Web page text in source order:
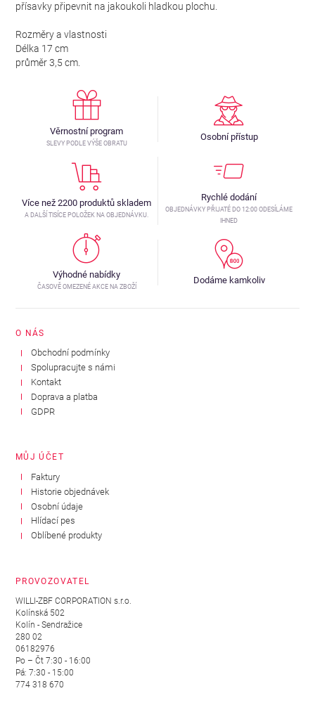
přísavky připevnit na jakoukoli hladkou plochu.
Rozměry a vlastnosti
Délka 17 cm
průměr 3,5 cm.
Věrnostní program
SLEVY PODLE VÝŠE OBRATU
Osobní přístup
Více než 2200 produktů skladem
A DALŠÍ TISÍCE POLOŽEK NA OBJEDNÁVKU.
Rychlé dodání
OBJEDNÁVKY PŘIJATÉ DO 12:00 ODESÍLÁME
IHNED
Výhodné nabídky
ČASOVĚ OMEZENÉ AKCE NA ZBOŽÍ
Dodáme kamkoliv
O NÁS
Obchodní podmínky
Spolupracujte s námi
Kontakt
Doprava a platba
GDPR
MŮJ ÚČET
Faktury
Historie objednávek
Osobní údaje
Hlídací pes
Oblíbené produkty
PROVOZOVATEL
WILLI-ZBF CORPORATION s.r.o.
Kolínská 502
Kolín - Sendražice
280 02
06182976
Po – Čt 7:30 - 16:00
Pá: 7:30 - 15:00
774 318 670